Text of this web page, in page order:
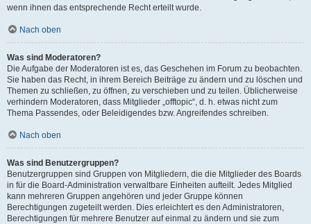
wenn ihnen das entsprechende Recht erteilt wurde.
Nach oben
Was sind Moderatoren?
Die Aufgabe der Moderatoren ist es, das Geschehen im Forum zu beobachten.
Sie haben das Recht, in ihrem Bereich Beiträge zu ändern und zu löschen und
Themen zu schließen, zu öffnen, zu verschieben und zu teilen. Üblicherweise
verhindern Moderatoren, dass Mitglieder „offtopic“, d. h. etwas nicht zum
Thema Passendes, oder Beleidigendes bzw. Angreifendes schreiben.
Nach oben
Was sind Benutzergruppen?
Benutzergruppen sind Gruppen von Mitgliedern, die die Mitglieder des Boards
in für die Board-Administration verwaltbare Einheiten aufteilt. Jedes Mitglied
kann mehreren Gruppen angehören und jeder Gruppe können
Berechtigungen zugeteilt werden. Dies erleichtert es den Administratoren,
Berechtigungen für mehrere Benutzer auf einmal zu ändern und sie zum